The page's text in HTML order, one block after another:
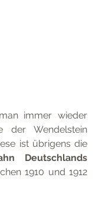
immer wieder
der Wendelstein
Deutschlands
1910 und 1912